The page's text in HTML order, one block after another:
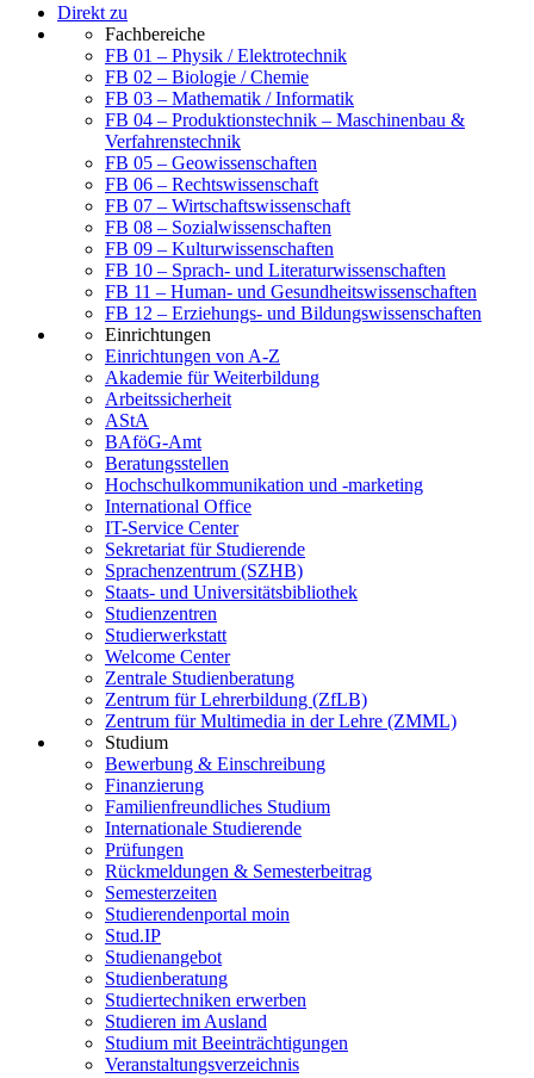
Direkt zu
Fachbereiche
FB 01 – Physik / Elektrotechnik
FB 02 – Biologie / Chemie
FB 03 – Mathematik / Informatik
FB 04 – Produktionstechnik – Maschinenbau &
Verfahrenstechnik
FB 05 – Geowissenschaften
FB 06 – Rechtswissenschaft
FB 07 – Wirtschaftswissenschaft
FB 08 – Sozialwissenschaften
FB 09 – Kulturwissenschaften
FB 10 – Sprach- und Literaturwissenschaften
FB 11 – Human- und Gesundheitswissenschaften
FB 12 – Erziehungs- und Bildungswissenschaften
Einrichtungen
Einrichtungen von A-Z
Akademie für Weiterbildung
Arbeitssicherheit
AStA
BAföG-Amt
Beratungsstellen
Hochschulkommunikation und -marketing
International Office
IT-Service Center
Sekretariat für Studierende
Sprachenzentrum (SZHB)
Staats- und Universitätsbibliothek
Studienzentren
Studierwerkstatt
Welcome Center
Zentrale Studienberatung
Zentrum für Lehrerbildung (ZfLB)
Zentrum für Multimedia in der Lehre (ZMML)
Studium
Bewerbung & Einschreibung
Finanzierung
Familienfreundliches Studium
Internationale Studierende
Prüfungen
Rückmeldungen & Semesterbeitrag
Semesterzeiten
Studierendenportal moin
Stud.IP
Studienangebot
Studienberatung
Studiertechniken erwerben
Studieren im Ausland
Studium mit Beeinträchtigungen
Veranstaltungsverzeichnis